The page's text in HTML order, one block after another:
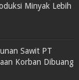
Minyak Lebih
Sawit PT
Korban Dibuang